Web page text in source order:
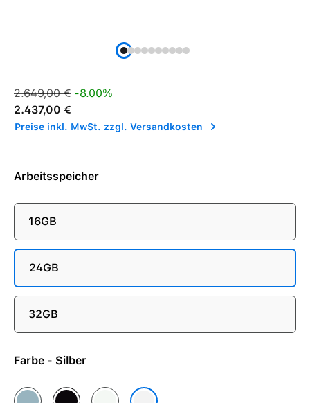
Verkaufspreis:
Regulärer Preis:
2.649,00 € -8.00%
2.437,00 €
Preise inkl. MwSt. zzgl. Versandkosten
Arbeitsspeicher
16GB
24GB
32GB
Farbe - Silber
HimmelblauMitternachtPolarsternSilber